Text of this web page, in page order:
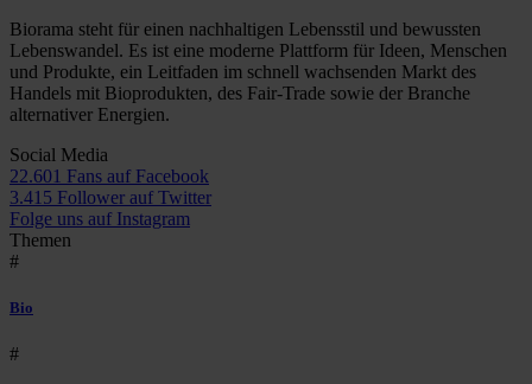
Biorama steht für einen nachhaltigen Lebensstil und bewussten
Lebenswandel. Es ist eine moderne Plattform für Ideen, Menschen
und Produkte, ein Leitfaden im schnell wachsenden Markt des
Handels mit Bioprodukten, des Fair-Trade sowie der Branche
alternativer Energien.
Social Media
22.601 Fans auf Facebook
3.415 Follower auf Twitter
Folge uns auf Instagram
Themen
#
Bio
#